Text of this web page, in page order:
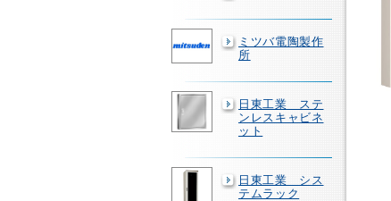
ミツバ電陶製作
所
日東工業 ステ
ンレスキャビネ
ット
日東工業 シス
テムラック